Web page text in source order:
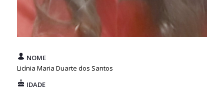
NOME
Licínia Maria Duarte dos Santos
IDADE